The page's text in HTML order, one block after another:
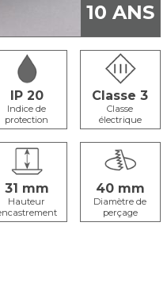
10 ANS
IP 20
Indice de
protection
Classe 3
Classe
électrique
31
Hauteur
40
Diamètre de
perçage